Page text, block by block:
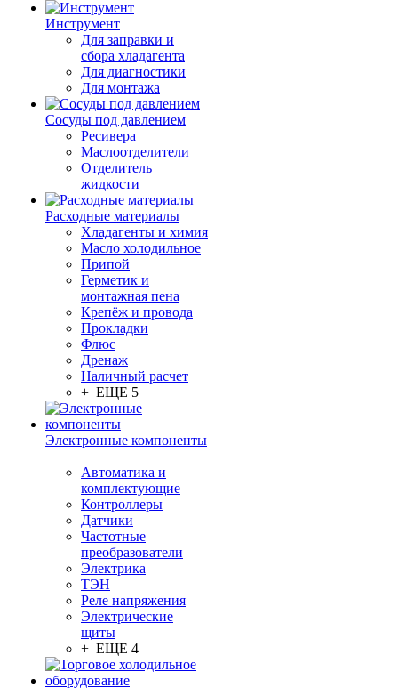
Инструмент
Для заправки и
сбора хладагента
Для диагностики
Для монтажа
Сосуды под давлением
Ресивера
Маслоотделители
Отделитель
жидкости
Расходные материалы
Хладагенты и химия
Масло холодильное
Припой
Герметик и
монтажная пена
Крепёж и провода
Прокладки
Флюс
Дренаж
Наличный расчет
+ ЕЩЕ 5
Электронные компоненты
Автоматика и
комплектующие
Контроллеры
Датчики
Частотные
преобразователи
Электрика
ТЭН
Реле напряжения
Электрические
щиты
+ ЕЩЕ 4